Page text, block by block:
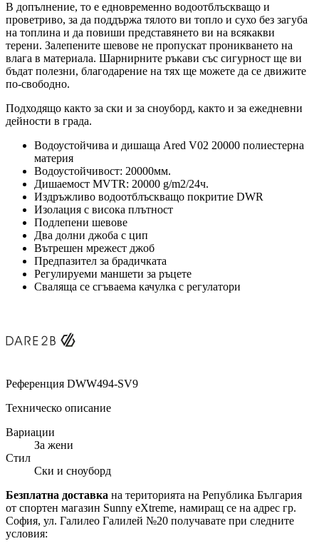
В допълнение, то е едновременно водоотблъскващо и
проветриво, за да поддържа тялото ви топло и сухо без загуба
на топлина и да повиши представянето ви на всякакви
терени. Залепените шевове не пропускат проникването на
влага в материала. Шарнирните ръкави със сигурност ще ви
бъдат полезни, благодарение на тях ще можете да се движите
по-свободно.
Подходящо както за ски и за сноуборд, както и за ежедневни
дейности в града.
Водоустойчива и дишаща Ared V02 20000 полиестерна
материя
Водоустойчивост: 20000мм.
Дишаемост MVTR: 20000 g/m2/24ч.
Издръжливо водоотблъскващо покритие DWR
Изолация с висока плътност
Подлепени шевове
Два долни джоба с цип
Вътрешен мрежест джоб
Предпазител за брадичката
Регулируеми маншети за ръцете
Сваляща се сгъваема качулка с регулатори
Референция DWW494-SV9
Техническо описание
Вариации
За жени
Стил
Ски и сноуборд
Безплатна доставка на територията на Република България
от спортен магазин Sunny eXtreme, намиращ се на адрес гр.
София, ул. Галилео Галилей №20 получавате при следните
условия: